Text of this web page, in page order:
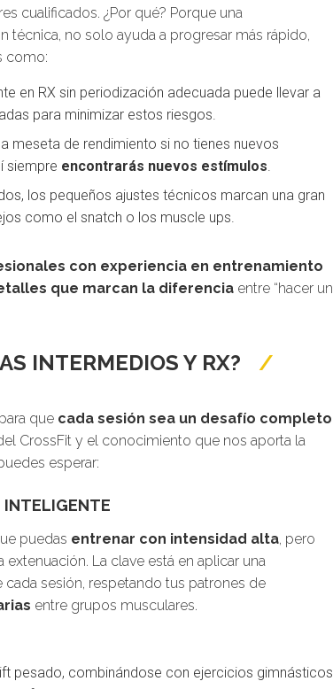
cualificados. ¿Por qué? Porque una
técnica, no solo ayuda a progresar más rápido,
como:
en RX sin periodización adecuada puede llevar a
para minimizar estos riesgos.
meseta de rendimiento si no tienes nuevos
siempre encontrarás nuevos estímulos.
los pequeños ajustes técnicos marcan una gran
como el snatch o los muscle ups.
con experiencia en entrenamiento
que marcan la diferencia entre “hacer un
INTERMEDIOS Y RX?
que cada sesión sea un desafío completo
CrossFit y el conocimiento que nos aporta la
esperar:
INTELIGENTE
puedas entrenar con intensidad alta, pero
La clave está en aplicar una
cada sesión, respetando tus patrones de
entre grupos musculares.
pesado, combinándose con ejercicios gimnásticos